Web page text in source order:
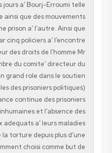
a’ Bourj-Erroumi telle
ainsi que des mouvements
prison a’ l’autre. Ainsi que
cinq policiers a’ l’encontre
des droits de l’homme Mr
du comite’ directeur du
grand role dans le soutien
des prisoniers politiques).
continue des prisoniers
et l’absence des
a’ leurs maladies
torture depuis plus d’une
choisi comme but de